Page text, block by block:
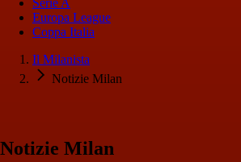
Serie A
Europa League
Coppa Italia
Il Milanista
Notizie Milan
Notizie Milan